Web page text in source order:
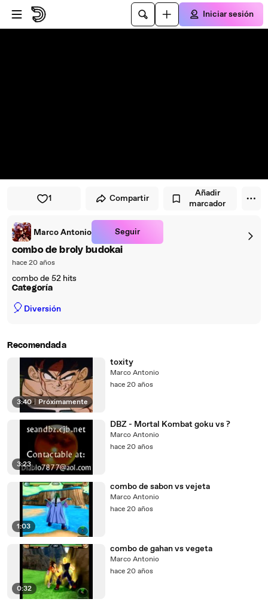
Saltar al reproductor
Saltar al contenido principal
Iniciar sesión
1 Compartir
Añadir
marcador
Marco Antonio Seguir
combo de broly budokai
hace 20 años
combo de 52 hits
Categoría
🎈 Diversión
Recomendada
3:40 | Próximamente
toxity
Marco Antonio
hace 20 años
3:23
DBZ - Mortal Kombat goku vs ?
Marco Antonio
hace 20 años
1:03
combo de sabon vs vejeta
Marco Antonio
hace 20 años
0:32
combo de gahan vs vegeta
Marco Antonio
hace 20 años